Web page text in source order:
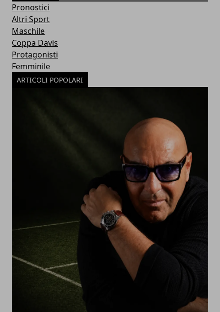
Pronostici
Altri Sport
Maschile
Coppa Davis
Protagonisti
Femminile
ARTICOLI POPOLARI